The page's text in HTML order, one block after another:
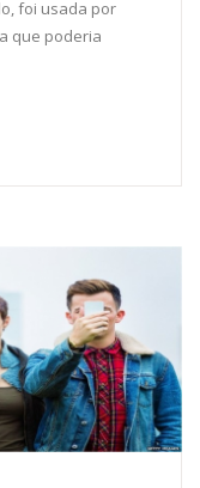
foi usada por
que poderia